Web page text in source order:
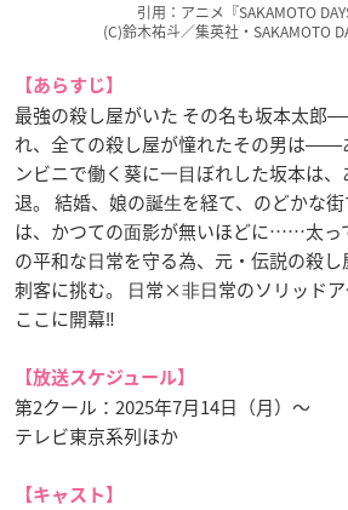
引用：アニメ『SAKAMOTO
(C)鈴木祐斗／集英社・SAKAMOTO
【あらすじ】
最強の殺し屋がいた その名も坂本太郎
れ、全ての殺し屋が憧れたその男は――
ンビニで働く葵に⼀⽬ぼれした坂本は
退。 結婚、娘の誕⽣を経て、のどかな
は、かつての⾯影が無いほどに……太っ
の平和な⽇常を守る為、元・伝説の殺
刺客に挑む。 ⽇常×⾮⽇常のソリッドア
ここに開幕‼
【放送スケジュール】
第2クール：2025年7月14日（月）～
テレビ東京系列ほか
【キャスト】